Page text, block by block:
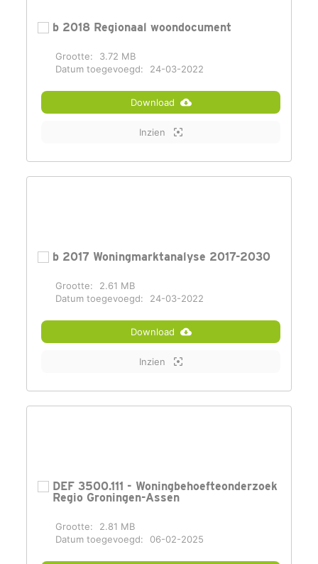
b 2018 Regionaal woondocument
Grootte:
3.72 MB
Datum toegevoegd:
24-03-2022
Download
Inzien
b 2017 Woningmarktanalyse 2017-2030
Grootte:
2.61 MB
Datum toegevoegd:
24-03-2022
Download
Inzien
DEF 3500.111 - Woningbehoefteonderzoek
Regio Groningen-Assen
Grootte:
2.81 MB
Datum toegevoegd:
06-02-2025